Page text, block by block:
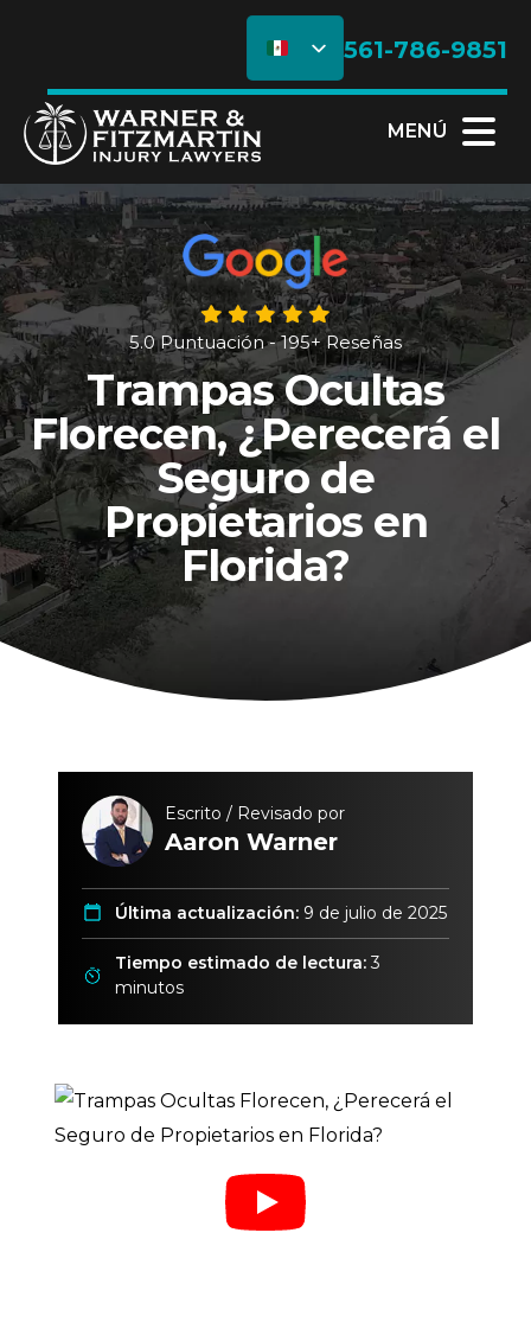
561-786-9851
MENÚ
5.0 Puntuación - 195+ Reseñas
Trampas Ocultas
Florecen, ¿Perecerá el
Seguro de
Propietarios en
Florida?
Escrito / Revisado por
Aaron Warner
Última actualización: 9 de julio de 2025
Tiempo estimado de lectura:3
minutos